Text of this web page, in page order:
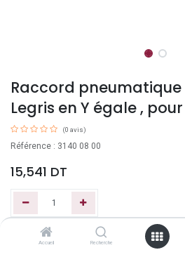
Accueil Recherche
Raccord
Legris en Y égale ,
(0 avis)
Référence : 3140 08 00
15,541 DT
Ajouter au